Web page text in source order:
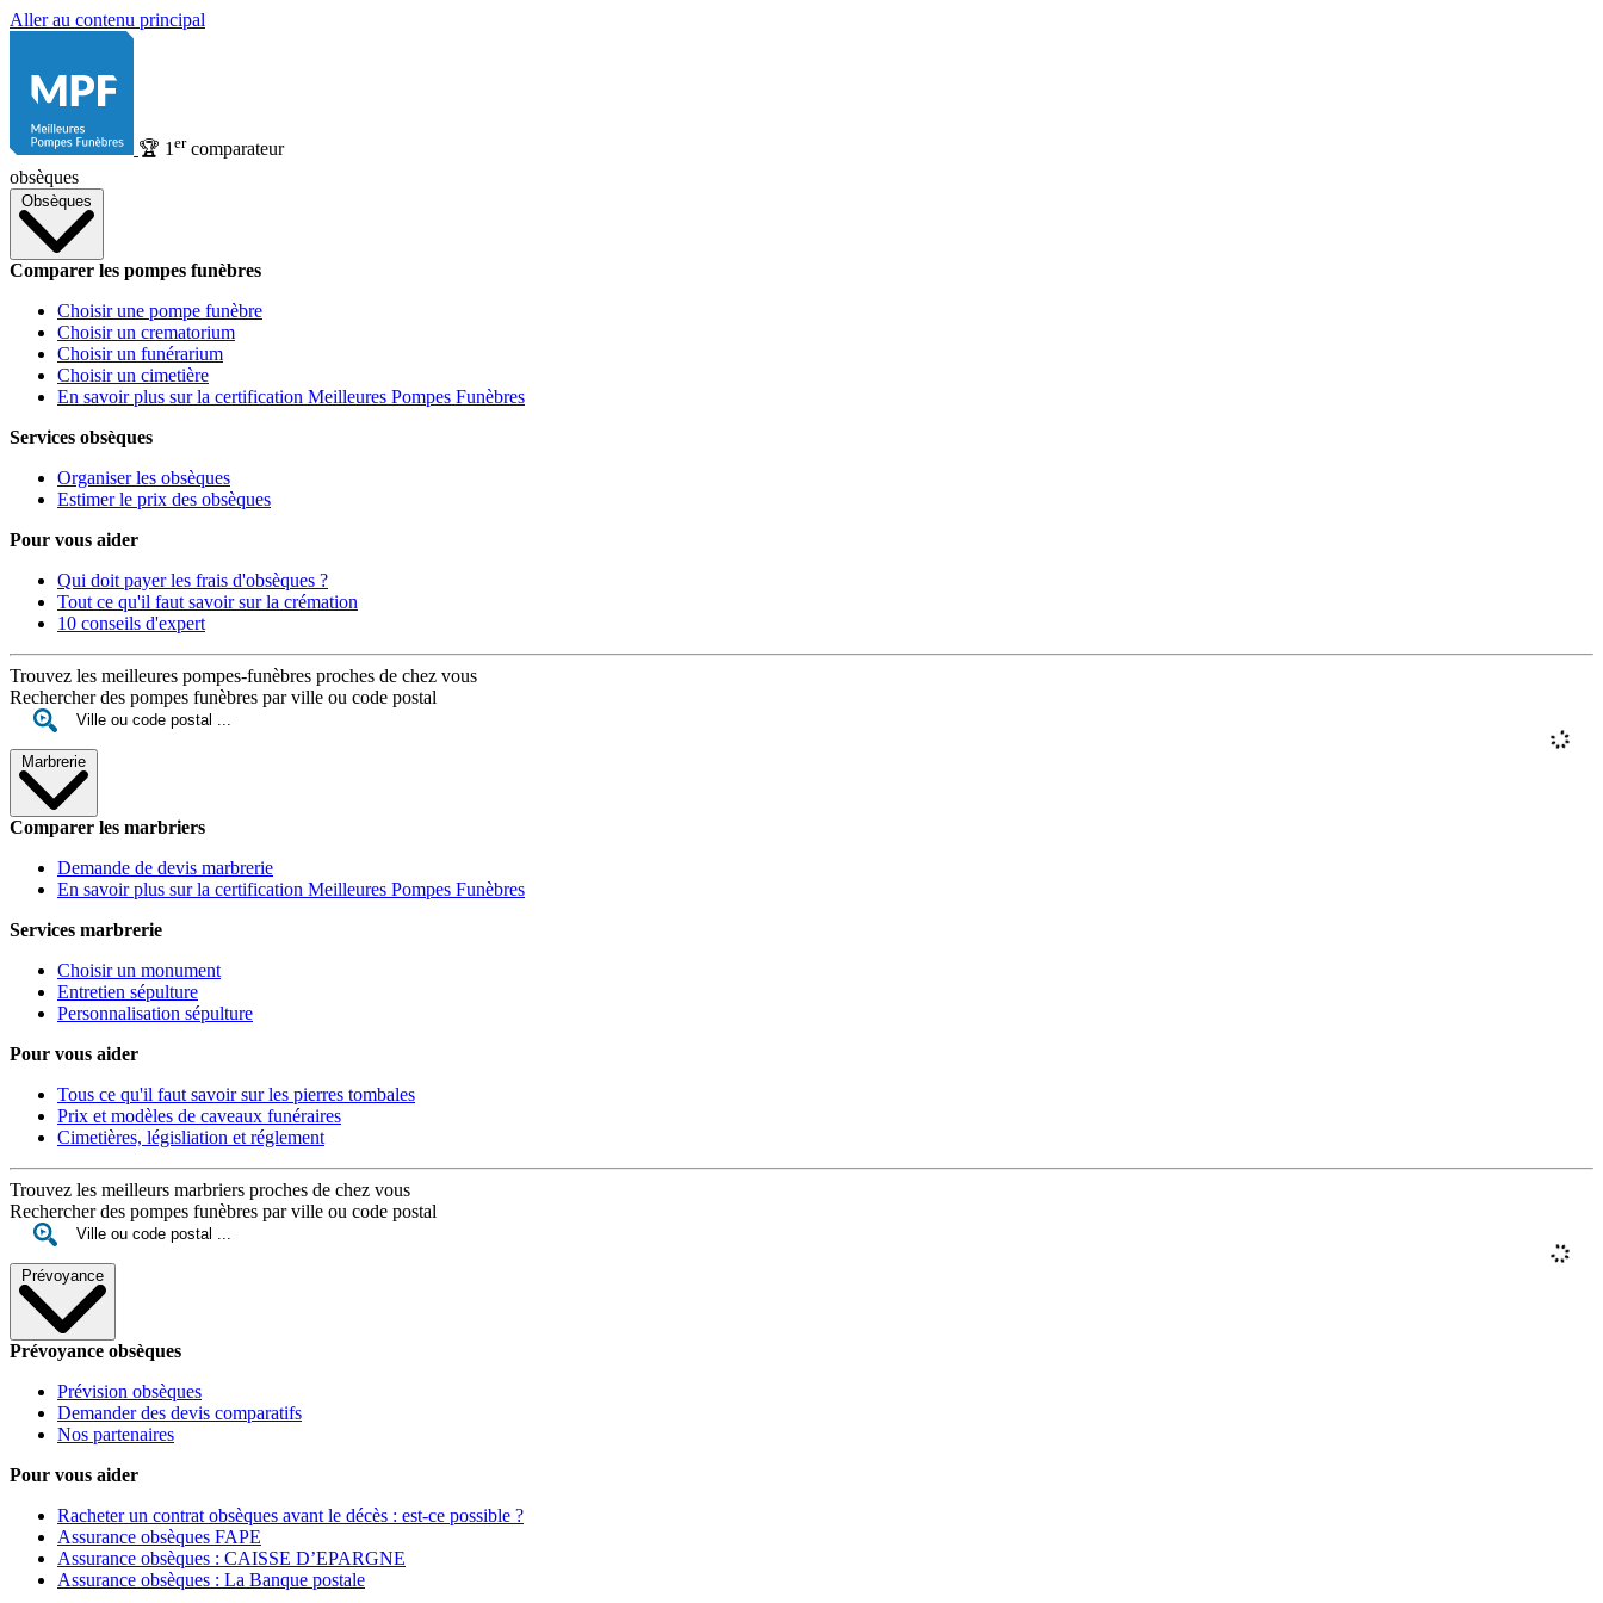
Aller au contenu principal
🏆 1 ercomparateur
obsèques
Obsèques
Comparer les pompes funèbres
Choisir une pompe funèbre
Choisir un crematorium
Choisir un funérarium
Choisir un cimetière
En savoir plus sur la certification Meilleures Pompes Funèbres
Services obsèques
Organiser les obsèques
Estimer le prix des obsèques
Pour vous aider
Qui doit payer les frais d'obsèques ?
Tout ce qu'il faut savoir sur la crémation
10 conseils d'expert
Trouvez les meilleures pompes-funèbres proches de chez vous
Rechercher des pompes funèbres par ville ou code postal
Marbrerie
Comparer les marbriers
Demande de devis marbrerie
En savoir plus sur la certification Meilleures Pompes Funèbres
Services marbrerie
Choisir un monument
Entretien sépulture
Personnalisation sépulture
Pour vous aider
Tous ce qu'il faut savoir sur les pierres tombales
Prix et modèles de caveaux funéraires
Cimetières, législiation et réglement
Trouvez les meilleurs marbriers proches de chez vous
Rechercher des pompes funèbres par ville ou code postal
Prévoyance
Prévoyance obsèques
Prévision obsèques
Demander des devis comparatifs
Nos partenaires
Pour vous aider
Racheter un contrat obsèques avant le décès : est-ce possible ?
Assurance obsèques FAPE
Assurance obsèques : CAISSE D’EPARGNE
Assurance obsèques : La Banque postale